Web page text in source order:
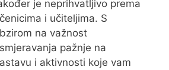
je neprihvatljivo prema
i učiteljima. S
na važnost
pažnje na
i aktivnosti koje vam